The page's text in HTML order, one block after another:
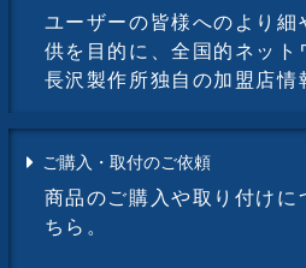
ユーザーの皆様へのより細
供を目的に、全国的ネット
長沢製作所独自の加盟店情
ご購入・取付のご依頼
商品のご購入や取り付けに
ちら。